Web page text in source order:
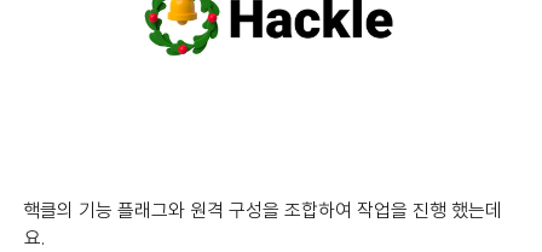
핵클의 기능 플래그와 원격 구성을 조합하여 작업을 진행 했는데
요.